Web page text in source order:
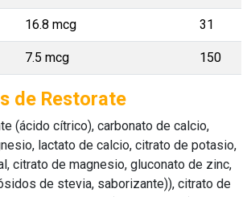
16.8 mcg 31
7.5 mcg 150
de Restorate
(ácido cítrico), carbonato de calcio,
lactato de calcio, citrato de potasio,
citrato de magnesio, gluconato de zinc,
de stevia, saborizante)), citrato de